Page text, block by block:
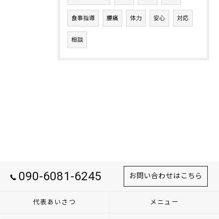
食事指導 腰痛 体力 安心 対応
相談
090-6081-6245 お問い合わせはこちら
代表あいさつ メニュー